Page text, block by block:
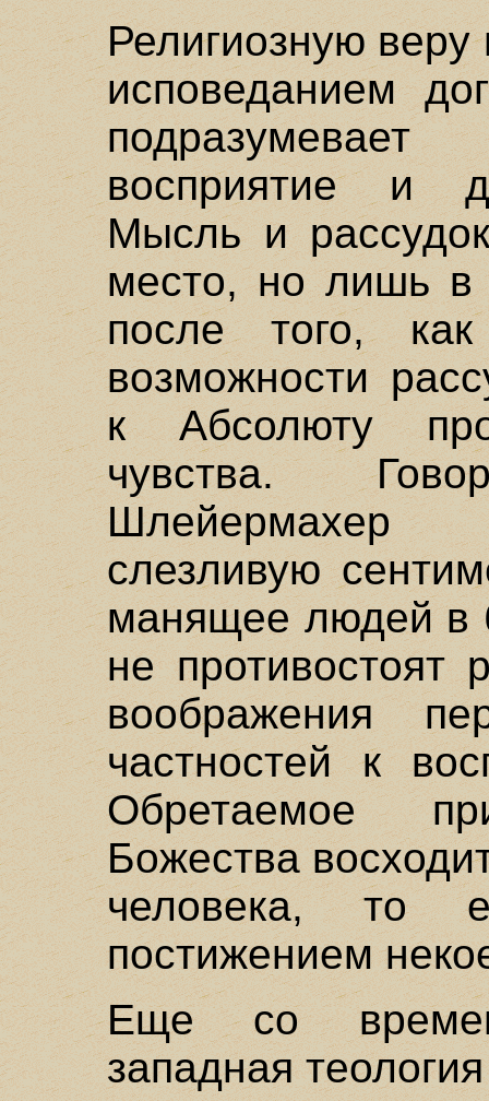
Религиозную
исповеданием
восприятие и
Мысль и
место, но лишь в
после того,
возможности
к Абсолюту
чувства.
Шлейермахер
слезливую
манящее людей в
не противостоят
воображения
частностей к
Обретаемое
Божества
человека, то
постижением
Еще со
западная